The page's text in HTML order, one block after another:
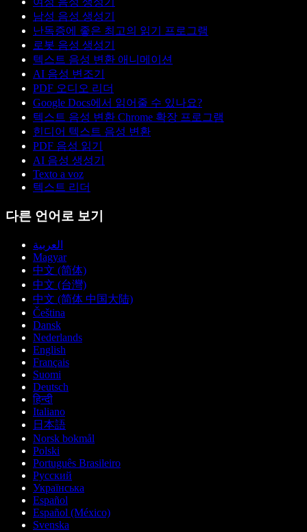
남성 음성 생성기
난독증에 좋은 최고의 읽기 프로그램
로봇 음성 생성기
텍스트 음성 변환 애니메이션
AI 음성 변조기
PDF 오디오 리더
Google Docs에서 읽어줄 수 있나요?
텍스트 음성 변환 Chrome 확장 프로그램
힌디어 텍스트 음성 변환
PDF 음성 읽기
AI 음성 생성기
Texto a voz
텍스트 리더
다른 언어로 보기
العربية
Magyar
中文 (简体)
中文 (台灣)
中文 (简体 中国大陆)
Čeština
Dansk
Nederlands
English
Français
Suomi
Deutsch
हिन्दी
Italiano
日本語
Norsk bokmål
Polski
Português Brasileiro
Русский
Українська
Español
Español (México)
Svenska